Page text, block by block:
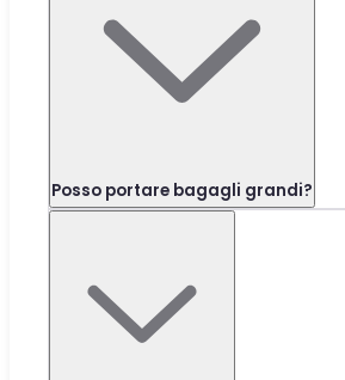
Posso portare bagagli grandi?